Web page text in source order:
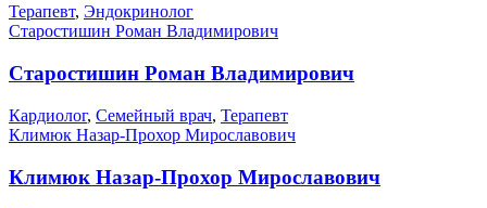
Терапевт, Эндокринолог
Старостишин Роман Владимирович
Старостишин Роман Владимирович
Кардиолог, Семейный врач, Терапевт
Климюк Назар-Прохор Мирославович
Климюк Назар-Прохор Мирославович